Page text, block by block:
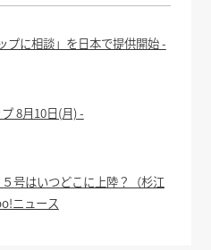
プに相談」を日本で提供開始 -
8月10日(月) -
号はいつどこに上陸？（杉江
ニュース